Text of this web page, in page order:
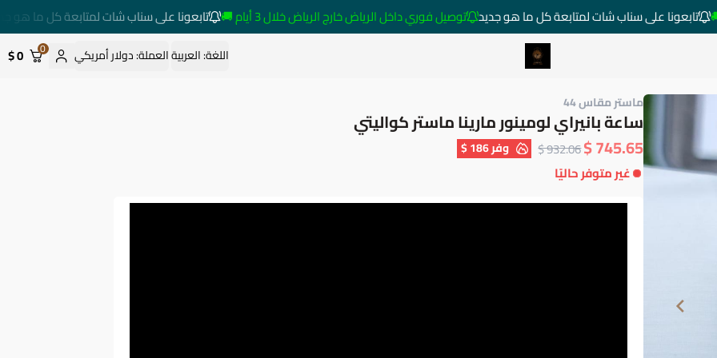
تابعونا على سناب شات لمتابعة كل ما هو جديد توصيل فوري داخل الرياض خارج الرياض خلال 3 أيام 🚚 تابعونا على سناب شات لمتابعة كل ما هو جديد
متجر ساعات رومانس اللغة:العربيةالعملة:دولار أمريكي 0
0 $
ماستر مقاس 44
ساعة بانيراي لومينور مارينا ماستر كواليتي
745.65 $
932.06 $ وفر186 $
غير متوفر حاليًا